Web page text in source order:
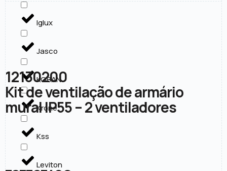
Iglux
Jasco
KOBAN
Krone
Kss
Leviton
12130200
Kit de ventilação de armário
mural IP55 – 2 ventiladores